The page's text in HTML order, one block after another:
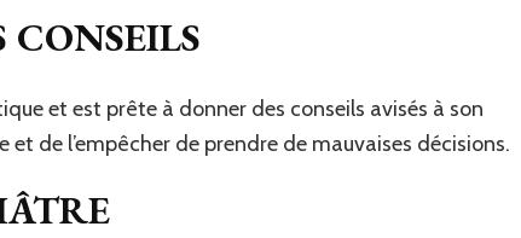
et est prête à donner des conseils avisés à son
et de l’empêcher de prendre de mauvaises décisions.